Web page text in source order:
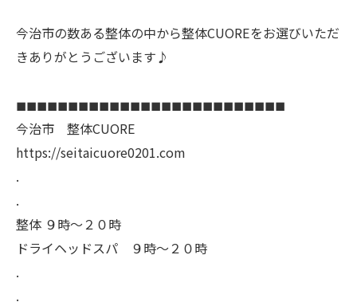
今治市の数ある整体の中から整体CUOREをお選びいただ
きありがとうございます♪
◼︎◼︎◼︎◼︎◼︎◼︎◼︎◼︎◼︎◼︎◼︎◼︎◼︎◼︎◼︎◼︎◼︎◼︎◼︎◼︎◼︎◼︎◼︎◼︎◼︎◼︎
今治市 整体CUORE
https://seitaicuore0201.com
.
.
整体 ９時〜２０時
ドライヘッドスパ ９時〜２０時
.
.